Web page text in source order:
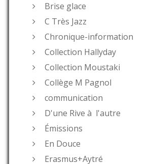
Brise glace
C Très Jazz
Chronique-information
Collection Hallyday
Collection Moustaki
Collège M Pagnol
communication
D'une Rive à l'autre
Émissions
En Douce
Erasmus+Aytré